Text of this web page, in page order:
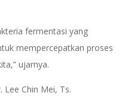
fermentasi yang
mempercepatkan proses
ujarnya.
Lee Chin Mei, Ts.